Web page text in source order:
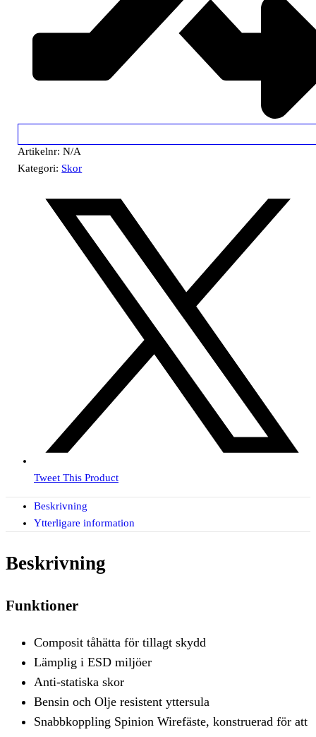
Artikelnr:N/A
Kategori: Skor
Tweet This Product
Beskrivning
Ytterligare information
Beskrivning
Funktioner
Composit tåhätta för tillagt skydd
Lämplig i ESD miljöer
Anti-statiska skor
Bensin och Olje resistent yttersula
Snabbkoppling Spinion Wirefäste, konstruerad för att